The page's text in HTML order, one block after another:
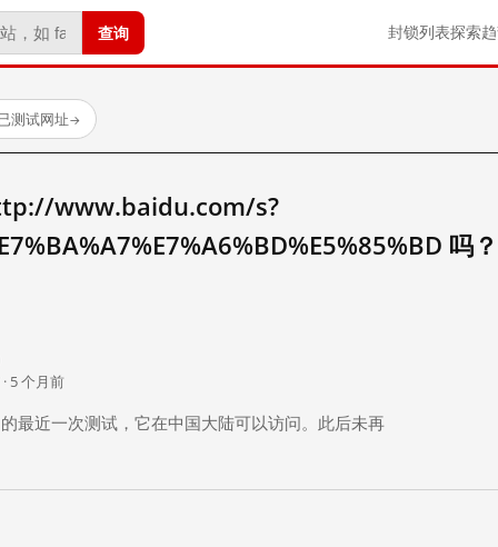
查询 封锁列表探索
测试网址→
www.baidu.com/s?
吗？
5 个月前
最近一次测试，它在中国大陆可以访问。此后未再